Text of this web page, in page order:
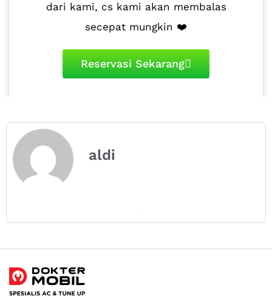
dari kami, cs kami akan membalas
secepat mungkin ❤️
Reservasi Sekarang
aldi